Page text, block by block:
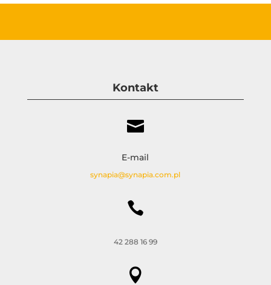
Kontakt

E-mail
synapia@synapia.com.pl

42 288 16 99
